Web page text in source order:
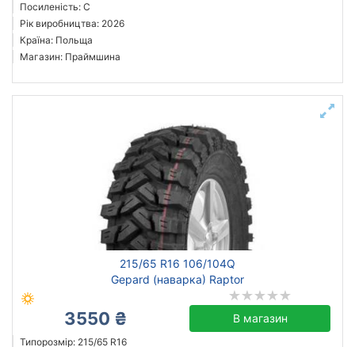
Посиленість: C
Рік виробництва: 2026
Країна: Польща
Магазин: Праймшина
215/65 R16 106/104Q
Gepard (наварка) Raptor
3550 ₴ В магазин
Типорозмір: 215/65 R16